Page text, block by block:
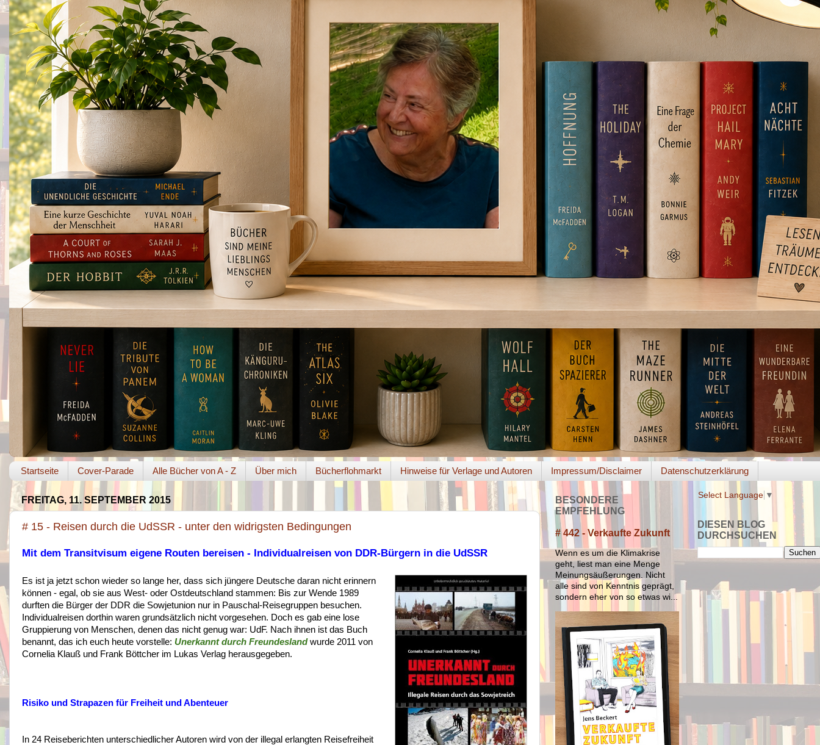
Startseite Cover-Parade Alle Bücher von A - Z Über mich Bücherflohmarkt Hinweise für Verlage und Autoren Impressum/Disclaimer Datenschutzerklärung
FREITAG, 11. SEPTEMBER 2015
# 15 - Reisen durch die UdSSR - unter den widrigsten Bedingungen
Mit dem Transitvisum eigene Routen bereisen - Individualreisen von DDR-Bürgern in die UdSSR
Es ist ja jetzt schon wieder so lange her, dass sich jüngere Deutsche daran nicht erinnern
können - egal, ob sie aus West- oder Ostdeutschland stammen: Bis zur Wende 1989
durften die Bürger der DDR die Sowjetunion nur in Pauschal-Reisegruppen besuchen.
Individualreisen dorthin waren grundsätzlich nicht vorgesehen. Doch es gab eine lose
Gruppierung von Menschen, denen das nicht genug war: UdF. Nach ihnen ist das Buch
benannt, das ich euch heute vorstelle: Unerkannt durch Freundeslandwurde 2011 von
Cornelia Klauß und Frank Böttcher im Lukas Verlag herausgegeben.
Risiko und Strapazen für Freiheit und Abenteuer
In 24 Reiseberichten unterschiedlicher Autoren wird von der illegal erlangten Reisefreiheit
BESONDERE
EMPFEHLUNG
# 442 - Verkaufte Zukunft
Wenn es um die Klimakrise
geht, liest man eine Menge
Meinungsäußerungen. Nicht
alle sind von Kenntnis geprägt,
sondern eher von so etwas wi...
Select Language ▼
DIESEN BLOG
DURCHSUCHEN